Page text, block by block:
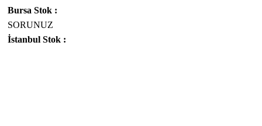
Bursa Stok :
SORUNUZ
İstanbul Stok :